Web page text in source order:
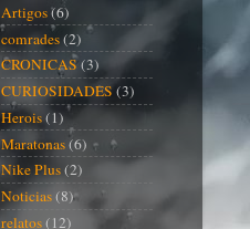
Artigos(6)
comrades(2)
CRONICAS(3)
CURIOSIDADES(3)
Herois(1)
Maratonas(6)
Nike Plus(2)
Noticias(8)
relatos(12)